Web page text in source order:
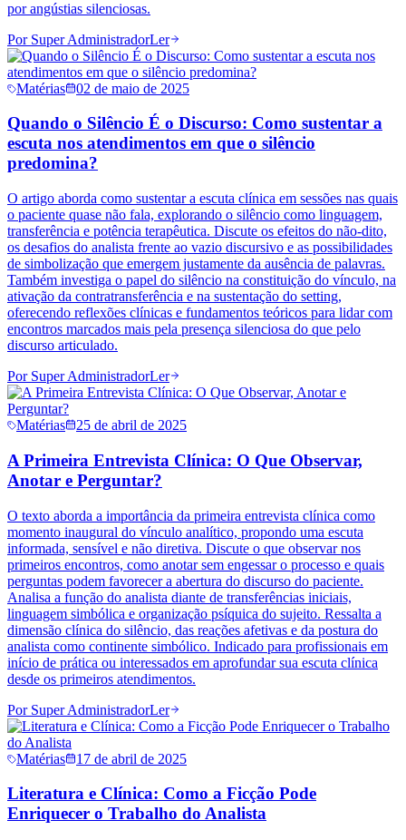
por angústias silenciosas.
Por Super AdministradorLer
Matérias 02 de maio de 2025
Quando o Silêncio É o Discurso: Como sustentar a
escuta nos atendimentos em que o silêncio
predomina?
O artigo aborda como sustentar a escuta clínica em sessões nas quais
o paciente quase não fala, explorando o silêncio como linguagem,
transferência e potência terapêutica. Discute os efeitos do não-dito,
os desafios do analista frente ao vazio discursivo e as possibilidades
de simbolização que emergem justamente da ausência de palavras.
Também investiga o papel do silêncio na constituição do vínculo, na
ativação da contratransferência e na sustentação do setting,
oferecendo reflexões clínicas e fundamentos teóricos para lidar com
encontros marcados mais pela presença silenciosa do que pelo
discurso articulado.
Por Super AdministradorLer
Matérias 25 de abril de 2025
A Primeira Entrevista Clínica: O Que Observar,
Anotar e Perguntar?
O texto aborda a importância da primeira entrevista clínica como
momento inaugural do vínculo analítico, propondo uma escuta
informada, sensível e não diretiva. Discute o que observar nos
primeiros encontros, como anotar sem engessar o processo e quais
perguntas podem favorecer a abertura do discurso do paciente.
Analisa a função do analista diante de transferências iniciais,
linguagem simbólica e organização psíquica do sujeito. Ressalta a
dimensão clínica do silêncio, das reações afetivas e da postura do
analista como continente simbólico. Indicado para profissionais em
início de prática ou interessados em aprofundar sua escuta clínica
desde os primeiros atendimentos.
Por Super AdministradorLer
Matérias 17 de abril de 2025
Literatura e Clínica: Como a Ficção Pode
Enriquecer o Trabalho do Analista